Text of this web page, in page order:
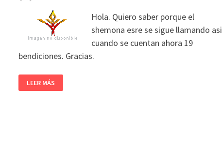
Hola. Quiero saber porque el
shemona esre se sigue llamando asi
cuando se cuentan ahora 19
bendiciones. Gracias.
LEER MÁS